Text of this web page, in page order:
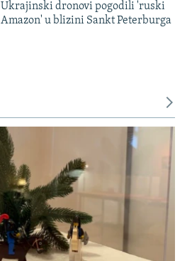
Ukrajinski dronovi pogodili 'ruski
Amazon' u blizini Sankt Peterburga